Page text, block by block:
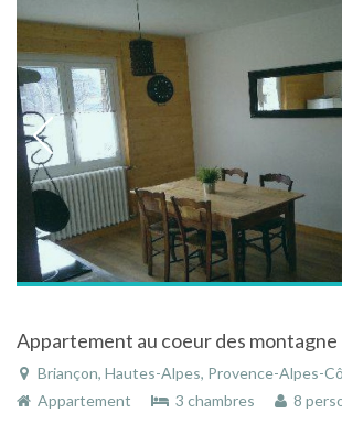
Briançon, Hautes-Alpes, Provence-Alpes-
Appartement
3 chambres 8